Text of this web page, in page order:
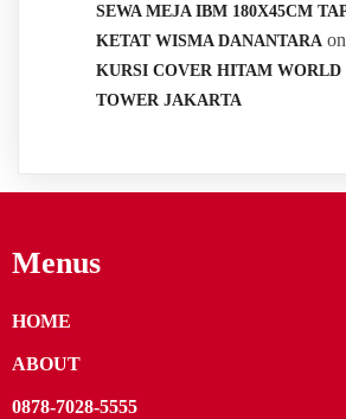
SEWA MEJA IBM 180X45CM
KETAT WISMA DANANTARA on
KURSI COVER HITAM WORLD
TOWER JAKARTA
Menus
HOME
ABOUT
0878-7028-5555